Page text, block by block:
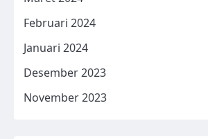
Februari 2024
Januari 2024
Desember 2023
November 2023